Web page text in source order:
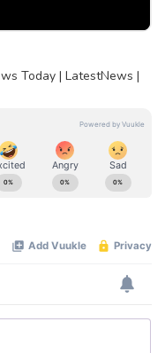
Today | LatestNews |